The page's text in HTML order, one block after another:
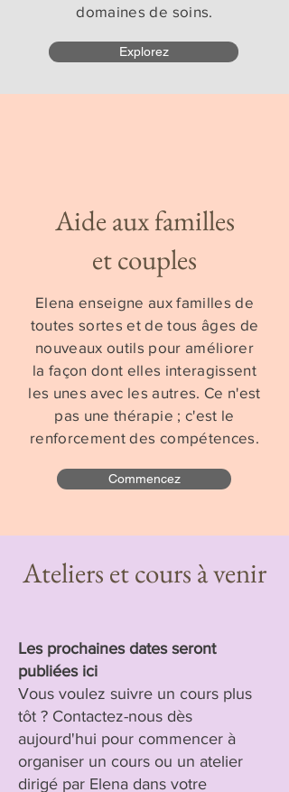
domaines de soins.
Explorez
Aide aux familles
et couples
Elena enseigne aux familles de
toutes sortes et de tous âges de
nouveaux outils pour améliorer
la façon dont elles interagissent
les unes avec les autres. Ce n'est
pas une thérapie ; c'est le
renforcement des compétences.
Commencez
Ateliers et cours à venir
Les prochaines dates seront
publiées ici
Vous voulez suivre un cours plus
tôt ? Contactez-nous dès
aujourd'hui pour commencer à
organiser un cours ou un atelier
dirigé par Elena dans votre